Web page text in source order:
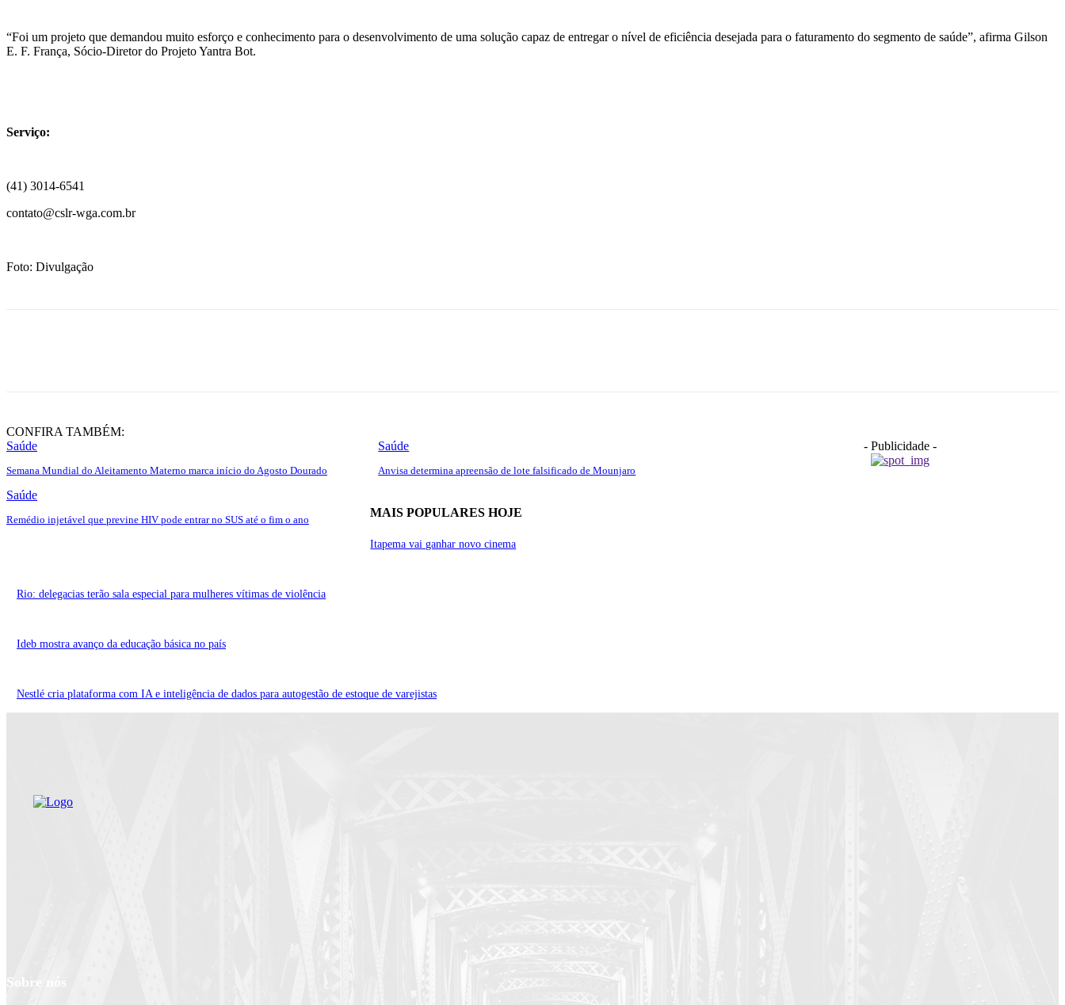
“Foi um projeto que demandou muito esforço e conhecimento para o desenvolvimento de uma solução capaz de entregar o nível de eficiência desejada para o faturamento do segmento de saúde”, afirma Gilson
E. F. França, Sócio-Diretor do Projeto Yantra Bot.
Serviço:
(41) 3014-6541
contato@cslr-wga.com.br
Foto: Divulgação
CONFIRA TAMBÉM:
Saúde
Semana Mundial do Aleitamento Materno marca início do Agosto Dourado
Saúde
Anvisa determina apreensão de lote falsificado de Mounjaro
Saúde
Remédio injetável que previne HIV pode entrar no SUS até o fim o ano
- Publicidade -
MAIS POPULARES HOJE
Itapema vai ganhar novo cinema
Rio: delegacias terão sala especial para mulheres vítimas de violência
Ideb mostra avanço da educação básica no país
Nestlé cria plataforma com IA e inteligência de dados para autogestão de estoque de varejistas
Sobre nós